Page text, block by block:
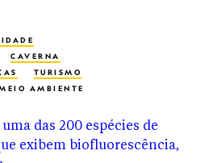
CAVERNA
TURISMO
AMBIENTE
FLORESTA ÚMIDA